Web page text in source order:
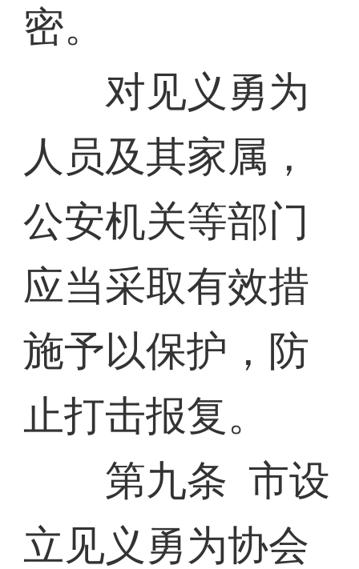
密。
对见义勇为
人员及其家属，
公安机关等部门
应当采取有效措
施予以保护，防
止打击报复。
第九条 市设
立见义勇为协会